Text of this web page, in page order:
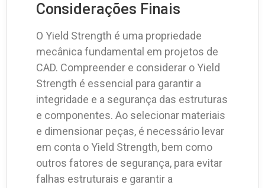
Considerações Finais
O Yield Strength é uma propriedade
mecânica fundamental em projetos de
CAD. Compreender e considerar o Yield
Strength é essencial para garantir a
integridade e a segurança das estruturas
e componentes. Ao selecionar materiais
e dimensionar peças, é necessário levar
em conta o Yield Strength, bem como
outros fatores de segurança, para evitar
falhas estruturais e garantir a